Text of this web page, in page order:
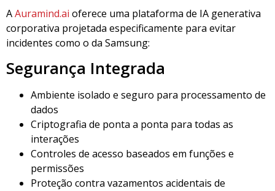
AAuramind.ai oferece uma plataforma de IA generativa
corporativa projetada especificamente para evitar
incidentes como o da Samsung:
Segurança Integrada
Ambiente isolado e seguro para processamento de
dados
Criptografia de ponta a ponta para todas as
interações
Controles de acesso baseados em funções e
permissões
Proteção contra vazamentos acidentais de